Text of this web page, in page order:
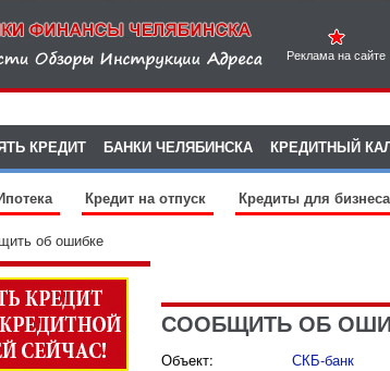
Реклама на сайте
КРЕДИТ БАНКИ ЧЕЛЯБИНСКА КРЕДИТНЫЙ
Кредит на отпуск Кредиты для бизнеса
об ошибке
СООБЩИТЬ ОБ
Объект:
СКБ-банк